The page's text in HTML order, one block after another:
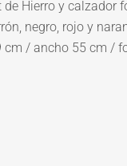
de Hierro y calzador
negro, rojo y
cm / ancho 55 cm /